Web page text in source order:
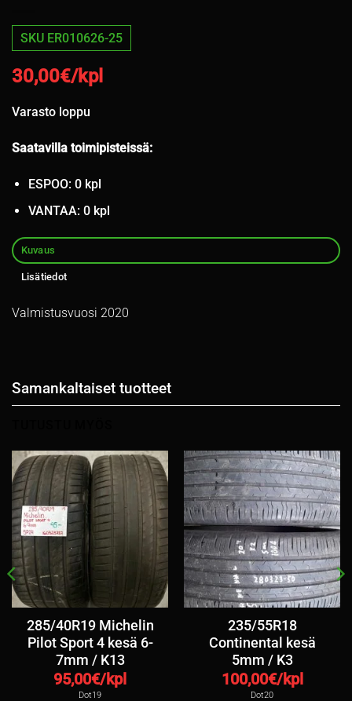
SKU ER010626-25
30,00€/kpl
Varasto loppu
Saatavilla toimipisteissä:
ESPOO: 0 kpl
VANTAA: 0 kpl
Kuvaus
Lisätiedot
Valmistusvuosi 2020
Samankaltaiset tuotteet
285/40R19 Michelin
Pilot Sport 4 kesä 6-
7mm / K13
95,00€/kpl
Dot19
235/55R18
Continental kesä
5mm / K3
100,00€/kpl
Dot20